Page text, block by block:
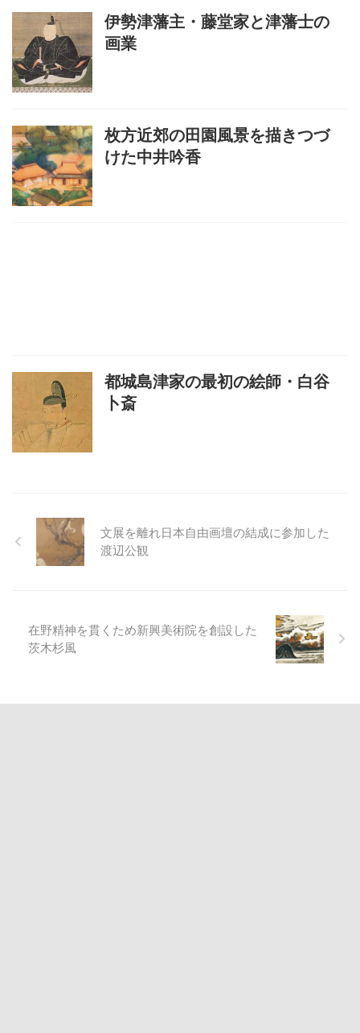
伊勢津藩主・藤堂家と津藩士の
画業
枚方近郊の田園風景を描きつづ
けた中井吟香
都城島津家の最初の絵師・白谷
卜斎
文展を離れ日本自由画壇の結成に参加した
渡辺公観
在野精神を貫くため新興美術院を創設した
茨木杉風